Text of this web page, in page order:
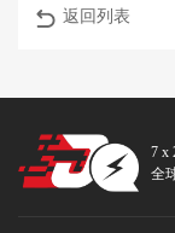
返回列表
7 x
全